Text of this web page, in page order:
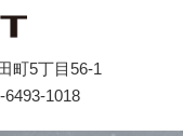
町5丁目56-1
1018